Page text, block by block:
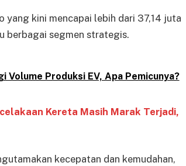
yang kini mencapai lebih dari 37,14 juta
berbagai segmen strategis.
Volume Produksi EV, Apa Pemicunya?
Kereta Masih Marak Terjadi,
kecepatan dan kemudahan,